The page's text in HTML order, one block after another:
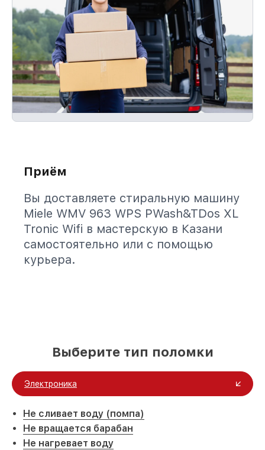
Приём
Вы доставляете стиральную машину
Miele WMV 963 WPS PWash&TDos XL
Tronic Wifi в мастерскую в Казани
самостоятельно или с помощью
курьера.
Выберите тип поломки
Электроника
Не сливает воду (помпа)
Не вращается барабан
Не нагревает воду